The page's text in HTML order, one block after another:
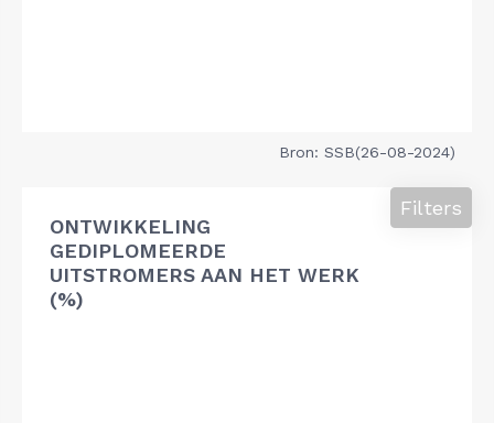
Bron: SSB(26-08-2024)
ONTWIKKELING
GEDIPLOMEERDE
UITSTROMERS AAN HET WERK
(%)
Filters